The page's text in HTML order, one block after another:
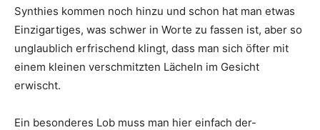
Synthies kommen noch hinzu und schon hat man etwas
Einzigartiges, was schwer in Worte zu fassen ist, aber so
unglaublich erfrischend klingt, dass man sich öfter mit
einem kleinen verschmitzten Lächeln im Gesicht
erwischt.
Ein besonderes Lob muss man hier einfach der-